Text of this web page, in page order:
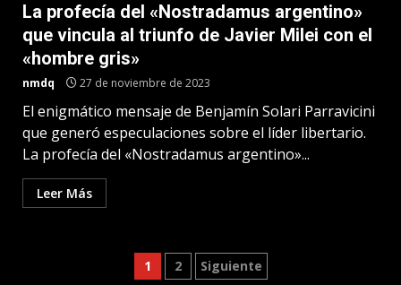
La profecía del «Nostradamus argentino»
que vincula al triunfo de Javier Milei con el
«hombre gris»
nmdq 27 de noviembre de 2023
El enigmático mensaje de Benjamín Solari Parravicini
que generó especulaciones sobre el líder libertario.
La profecía del «Nostradamus argentino»...
Leer Más
Paginación
1 2 Siguiente